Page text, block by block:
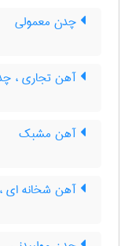
چدن معمولی
آهن تجاری ،
آهن مشبک
آهن شخانه ای